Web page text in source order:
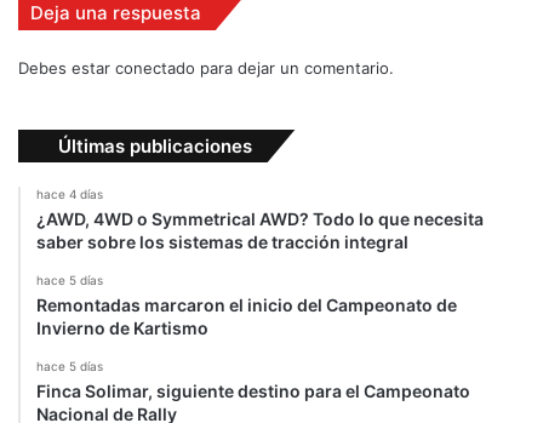
n
d
i
Deja una respuesta
Debes estar conectado para dejar un comentario.
Últimas publicaciones
hace 4 días
¿AWD, 4WD o Symmetrical AWD? Todo lo que necesita
saber sobre los sistemas de tracción integral
hace 5 días
Remontadas marcaron el inicio del Campeonato de
Invierno de Kartismo
hace 5 días
Finca Solimar, siguiente destino para el Campeonato
Nacional de Rally